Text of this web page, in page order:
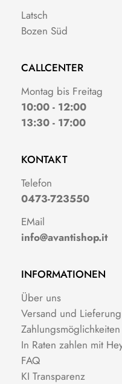
Latsch
Bozen Süd
CALLCENTER
Montag bis Freitag
10:00 - 12:00
13:30 - 17:00
KONTAKT
Telefon
0473-723550
EMail
info@avantishop.it
INFORMATIONEN
Über uns
Versand und Lieferung
Zahlungsmöglichkeiten
In Raten zahlen mit
FAQ
KI Transparenz